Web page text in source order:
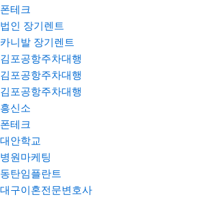
폰테크
법인 장기렌트
카니발 장기렌트
김포공항주차대행
김포공항주차대행
김포공항주차대행
흥신소
폰테크
대안학교
병원마케팅
동탄임플란트
대구이혼전문변호사